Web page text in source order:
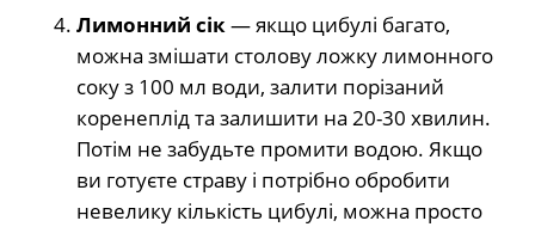
Лимонний сік— якщо цибулі багато,
можна змішати столову ложку лимонного
соку з 100 мл води, залити порізаний
коренеплід та залишити на 20-30 хвилин.
Потім не забудьте промити водою. Якщо
ви готуєте страву і потрібно обробити
невелику кількість цибулі, можна просто